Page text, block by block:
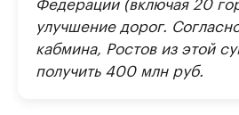
улучшение дорог.
кабмина, Ростов из этой
получить 400 млн руб.